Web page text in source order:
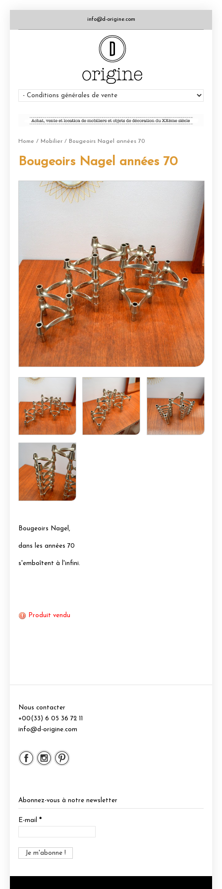
info@d-origine.com
Home / Mobilier / Bougeoirs Nagel années 70
Bougeoirs Nagel années 70
Bougeoirs Nagel,
dans les années 70
s'emboîtent à l'infini.
Produit vendu
Nous contacter
+00(33) 6 05 36 72 11
info@d-origine.com
Abonnez-vous à notre newsletter
E-mail *